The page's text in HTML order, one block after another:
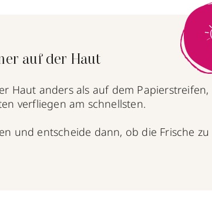
auf der Haut
Haut anders als auf dem Papierstreifen,
verfliegen am schnellsten.
und entscheide dann, ob die Frische zu